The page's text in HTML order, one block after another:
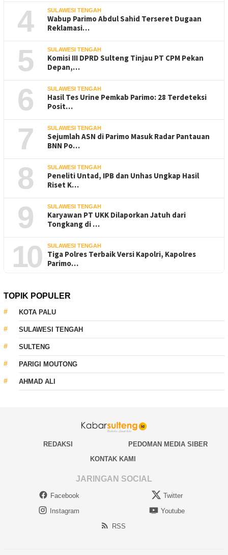
4 SULAWESI TENGAH
Wabup Parimo Abdul Sahid Terseret Dugaan
Reklamasi…
5 SULAWESI TENGAH
Komisi III DPRD Sulteng Tinjau PT CPM Pekan
Depan,…
6 SULAWESI TENGAH
Hasil Tes Urine Pemkab Parimo: 28 Terdeteksi
Posit…
7 SULAWESI TENGAH
Sejumlah ASN di Parimo Masuk Radar Pantauan
BNN Po…
8 SULAWESI TENGAH
Peneliti Untad, IPB dan Unhas Ungkap Hasil
Riset K…
9 SULAWESI TENGAH
Karyawan PT UKK Dilaporkan Jatuh dari
Tongkang di …
10 SULAWESI TENGAH
Tiga Polres Terbaik Versi Kapolri, Kapolres
Parimo…
TOPIK POPULER
KOTA PALU
SULAWESI TENGAH
SULTENG
PARIGI MOUTONG
AHMAD ALI
REDAKSI
PEDOMAN MEDIA SIBER
KONTAK KAMI
JARINGAN SOCIAL
Facebook
Twitter
Instagram
Youtube
RSS